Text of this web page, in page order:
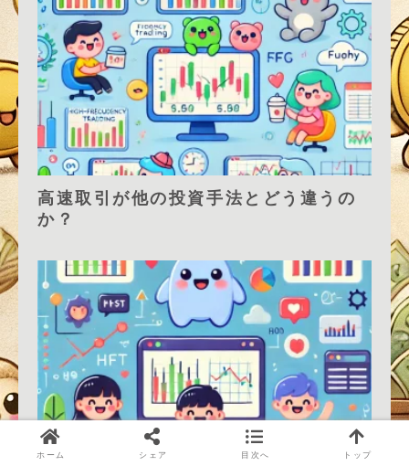
高速取引が他の投資手法とどう違うの
か？
ホーム シェア 目次へ トップ